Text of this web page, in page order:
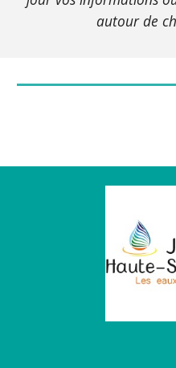
autour de